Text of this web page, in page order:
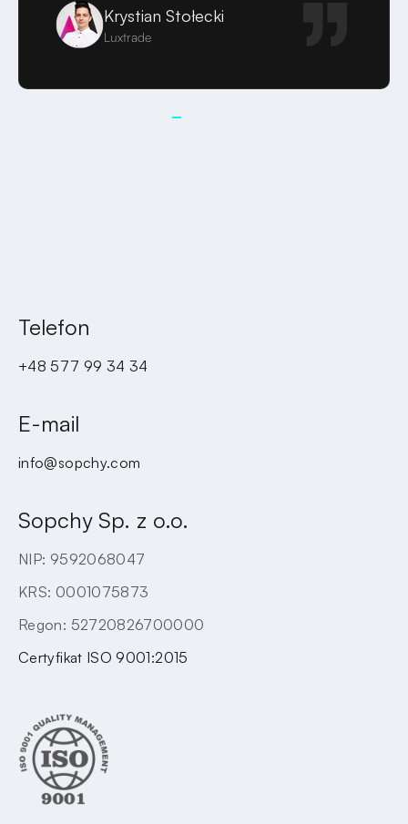
Krystian Stołecki
Luxtrade
Telefon
+48 577 99 34 34
E-mail
info@sopchy.com
Sopchy Sp. z o.o.
NIP: 9592068047
KRS: 0001075873
Regon: 52720826700000
Certyfikat ISO 9001:2015